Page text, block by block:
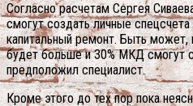
Согласно расчетам Сергея
смогут создать личные
капитальный ремонт. Быть может,
будет больше и 30% МКД смогут
предположил специалист.
Кроме этого до тех пор пока